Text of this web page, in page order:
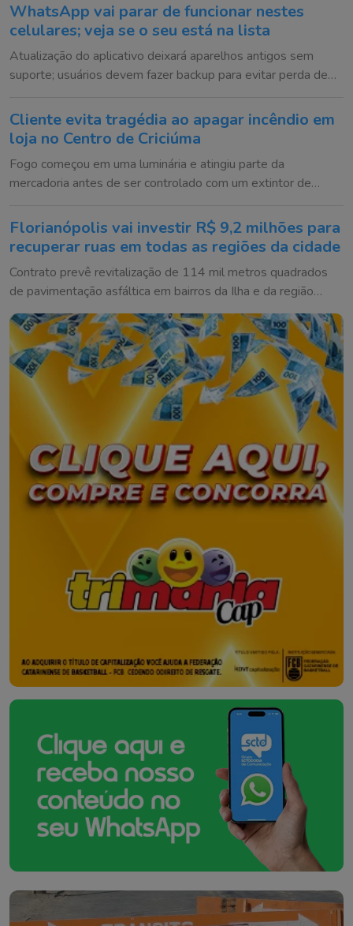
WhatsApp vai parar de funcionar nestes
celulares; veja se o seu está na lista
Atualização do aplicativo deixará aparelhos antigos sem
suporte; usuários devem fazer backup para evitar perda de
Cliente evita tragédia ao apagar incêndio em
loja no Centro de Criciúma
Fogo começou em uma luminária e atingiu parte da
mercadoria antes de ser controlado com um extintor de
Florianópolis vai investir R$ 9,2 milhões para
recuperar ruas em todas as regiões da cidade
Contrato prevê revitalização de 114 mil metros quadrados
de pavimentação asfáltica em bairros da Ilha e da região
continental